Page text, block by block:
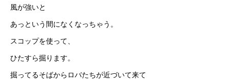
風が強いと
あっという間になくなっちゃう。
スコップを使って、
ひたすら掘ります。
掘ってるそばからロバたちが近づいて来て